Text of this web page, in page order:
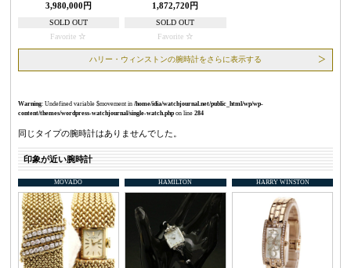
3,980,000円
SOLD OUT
Favorite
1,872,720円
SOLD OUT
Favorite
ハリー・ウィンストンの腕時計をさらに表示する
Warning: Undefined variable $movement in /home/idia/watchjournal.net/public_html/wp/wp-
content/themes/wordpress-watchjournal/single-watch.phpon line 284
同じタイプの腕時計はありませんでした。
印象が近い腕時計
MOVADO HAMILTON HARRY WINSTON